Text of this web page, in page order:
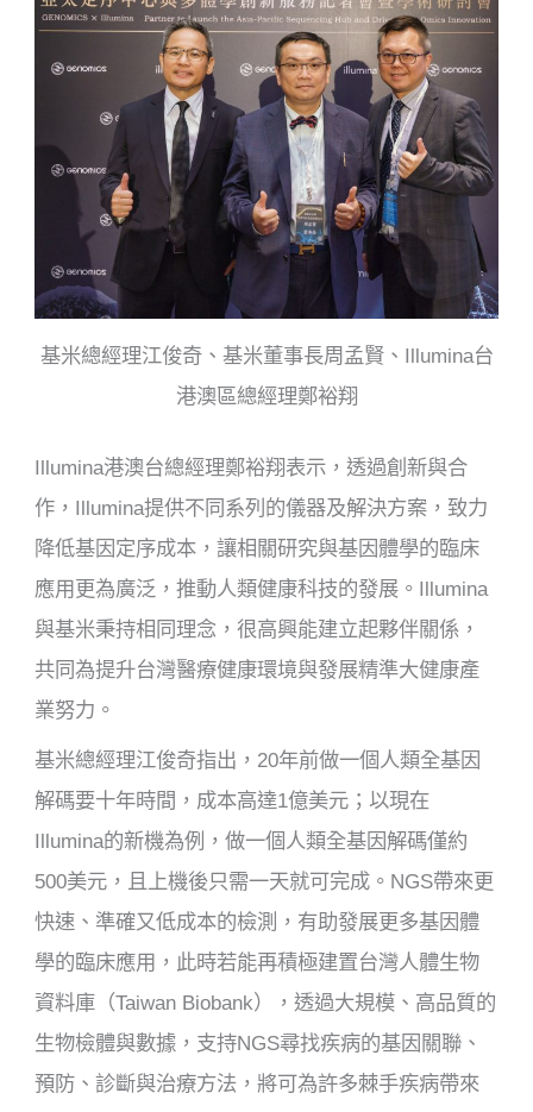
基米總經理江俊奇、基米董事長周孟賢、Illumina台
港澳區總經理鄭裕翔
Illumina港澳台總經理鄭裕翔表示，透過創新與合
作，Illumina提供不同系列的儀器及解決方案，致力
降低基因定序成本，讓相關研究與基因體學的臨床
應用更為廣泛，推動人類健康科技的發展。Illumina
與基米秉持相同理念，很高興能建立起夥伴關係，
共同為提升台灣醫療健康環境與發展精準大健康產
業努力。
基米總經理江俊奇指出，20年前做一個人類全基因
解碼要十年時間，成本高達1億美元；以現在
Illumina的新機為例，做一個人類全基因解碼僅約
500美元，且上機後只需一天就可完成。NGS帶來更
快速、準確又低成本的檢測，有助發展更多基因體
學的臨床應用，此時若能再積極建置台灣人體生物
資料庫（Taiwan Biobank），透過大規模、高品質的
生物檢體與數據，支持NGS尋找疾病的基因關聯、
預防、診斷與治療方法，將可為許多棘手疾病帶來